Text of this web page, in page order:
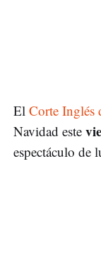
El Corte Inglés
Navidad este
espectáculo de